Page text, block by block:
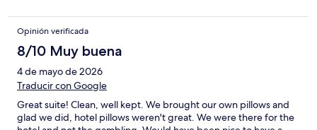
Opinión verificada
8/10 Muy buena
4 de mayo de 2026
Traducir con Google
Great suite! Clean, well kept. We brought our own pillows and
glad we did, hotel pillows weren't great. We were there for the